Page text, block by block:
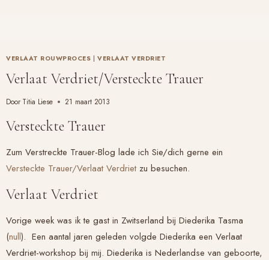
VERLAAT ROUWPROCES |VERLAAT VERDRIET
Verlaat Verdriet/Versteckte Trauer
Door Titia Liese 21 maart 2013
Versteckte Trauer
Zum Verstreckte Trauer-Blog lade ich Sie/dich gerne ein
Versteckte Trauer/Verlaat Verdriet zu besuchen.
Verlaat Verdriet
Vorige week was ik te gast in Zwitserland bij Diederika Tasma
(null). Een aantal jaren geleden volgde Diederika een Verlaat
Verdriet-workshop bij mij. Diederika is Nederlandse van geboorte,